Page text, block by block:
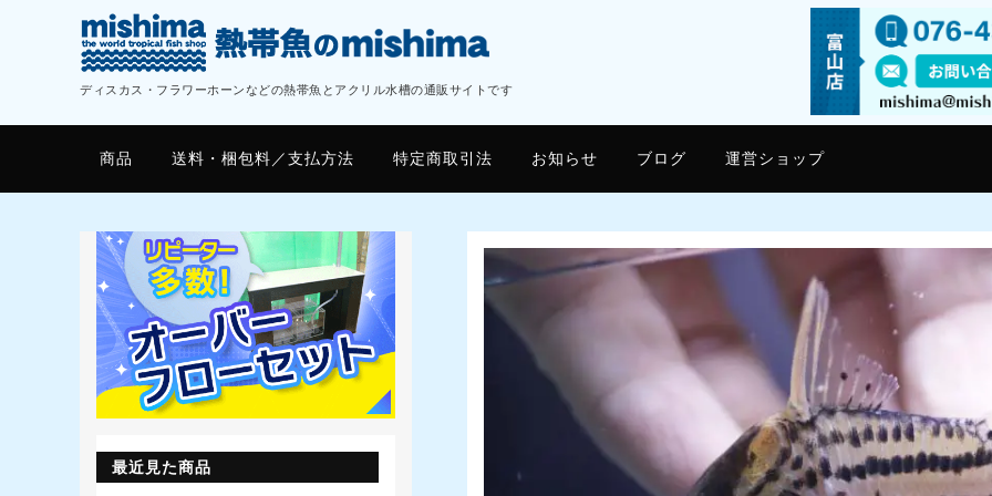
ディスカス・フラワーホーンなどの熱帯魚とアクリル水槽の通販サイトです
商品 送料・梱包料／支払方法 特定商取引法 お知らせ ブログ 運営ショップ
最近見た商品